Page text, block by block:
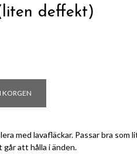
deffekt)
KORGEN
med lavafläckar. Passar bra som
att hålla i änden.